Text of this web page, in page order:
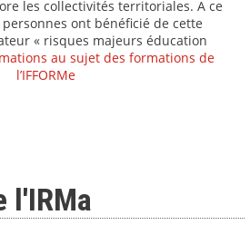
les collectivités territoriales. A ce
ont bénéficié de cette
« risques majeurs éducation
au sujet des formations de
l’IFFORMe
l'IRMa